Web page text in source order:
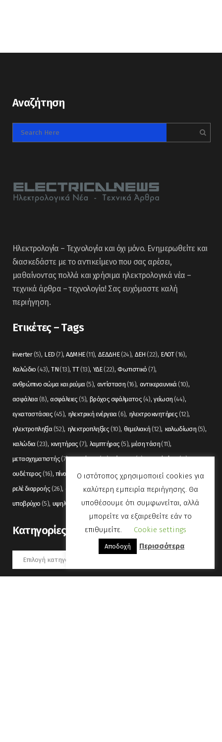
Αναζήτηση
Ηλεκτρολογία – Τεχνολογία και όχι μόνο. Ενημερωθείτε και
διασκεδάστε με το αντικείμενο που σας αρέσει,
μαθαίνοντας πολλά και χρήσιμα ηλεκτρολογικά νέα –
τεχνικά άρθρα – τεχνολογία! Σας ευχόμαστε καλή
περιήγηση.
Ετικέτες – Tags
inverter(5) LED (7) ΑΔΜΗΕ(11) ΔΕΔΔΗΕ(24) ΔΕΗ (22) ΕΛΟΤ(16)
Καλώδιο (43) ΤΝ(13) ΤΤ(13) ΥΔΕ(22) Φωτιστικό (7)
ανθρώπινο σώμα και ρεύμα (5) αντίσταση (16) αντικεραυνικά (10)
ασφάλεια (8) ασφάλειες (5) βρόχος σφάλματος (4) γείωση (44)
εγκαταστάσεις (45) ηλεκτρική ενέργεια (6) ηλεκτροκινητήρες (12)
ηλεκτροπληξία (52) ηλεκτροπληξίες (10) θεμελιακή (12) καλωδίωση (5)
καλώδια (23) κινητήρας (7) λαμπτήρας (5) μέση τάση(11)
μετασχηματιστής(7) μετρήσεις(12) μόνωση(6) οπτικές ίνες(11)
ουδέτερος (16) πίνακας (17) πίνακες(7) πυρανίχνευση (6) ρελέ(36)
ρελέ διαρροής (26) συναγερμός(5) σωληνώσεις(5) τάση(13)
υποβρύχιο (5) υψηλή τάση(8) φωτισμός (6)
Kατηγορίες
Kατηγορίες
Ο ιστότοπος χρησιμοποιεί cookies για
καλύτερη εμπειρία περιήγησης. Θα
υποθέσουμε ότι συμφωνείται, αλλά
μπορείτε να εξαιρεθείτε εάν το
επιθυμείτε.
Cookie settings
Αποδοχή Περισσότερα